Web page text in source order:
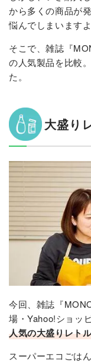
から多くの商品が
悩んでしまいますよ
そこで、雑誌『
の人気製品を比較
た。
大盛り
今回、雑誌『
場・Yahoo!ショッ
人気の大盛りレト
スーパーエコごは